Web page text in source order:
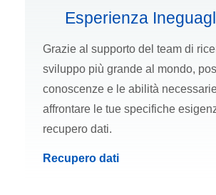
Esperienza
Grazie al supporto del team di
sviluppo più grande al mondo,
conoscenze e le abilità
affrontare le tue specifiche
recupero dati.
Recupero dati